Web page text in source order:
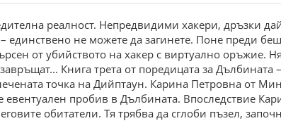
реалност. Непредвидими хакери, дръзки
не можете да загинете. Поне преди
от убийството на хакер с виртуално оръжие.
Книга трета от поредицата за Дълбината
точка на Дийптаун. Карина Петровна от
пробив в Дълбината. Впоследствие
обитатели. Тя трябва да сглоби пъзел,